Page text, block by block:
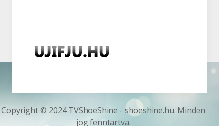
Copyright © 2024 TVShoeShine - shoeshine.hu. Minden
jog fenntartva.